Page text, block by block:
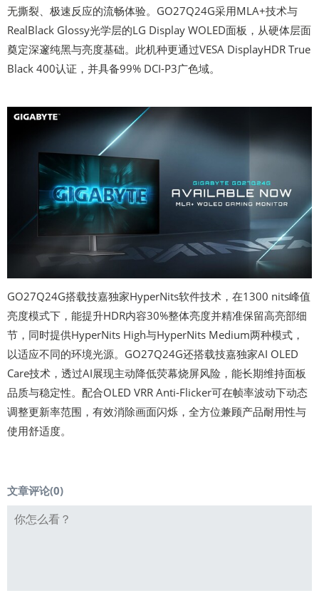
无撕裂、极速反应的流畅体验。GO27Q24G采用MLA+技术与
RealBlack Glossy光学层的LG Display WOLED面板，从硬体层面
奠定深邃纯黑与亮度基础。此机种更通过VESA DisplayHDR True
Black 400认证，并具备99% DCI-P3广色域。
GO27Q24G搭载技嘉独家HyperNits软件技术，在1300 nits峰值
亮度模式下，能提升HDR内容30%整体亮度并精准保留高亮部细
节，同时提供HyperNits High与HyperNits Medium两种模式，
以适应不同的环境光源。GO27Q24G还搭载技嘉独家AI OLED
Care技术，透过AI展现主动降低荧幕烧屏风险，能长期维持面板
品质与稳定性。配合OLED VRR Anti-Flicker可在帧率波动下动态
调整更新率范围，有效消除画面闪烁，全方位兼顾产品耐用性与
使用舒适度。
文章评论(0)